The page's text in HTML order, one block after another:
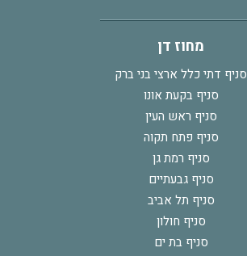
מחוז דן
סניף דתי כלל ארצי בני ברק
סניף בקעת אונו
סניף ראש העין
סניף פתח תקוה
סניף רמת גן
סניף גבעתיים
סניף תל אביב
סניף חולון
סניף בת ים